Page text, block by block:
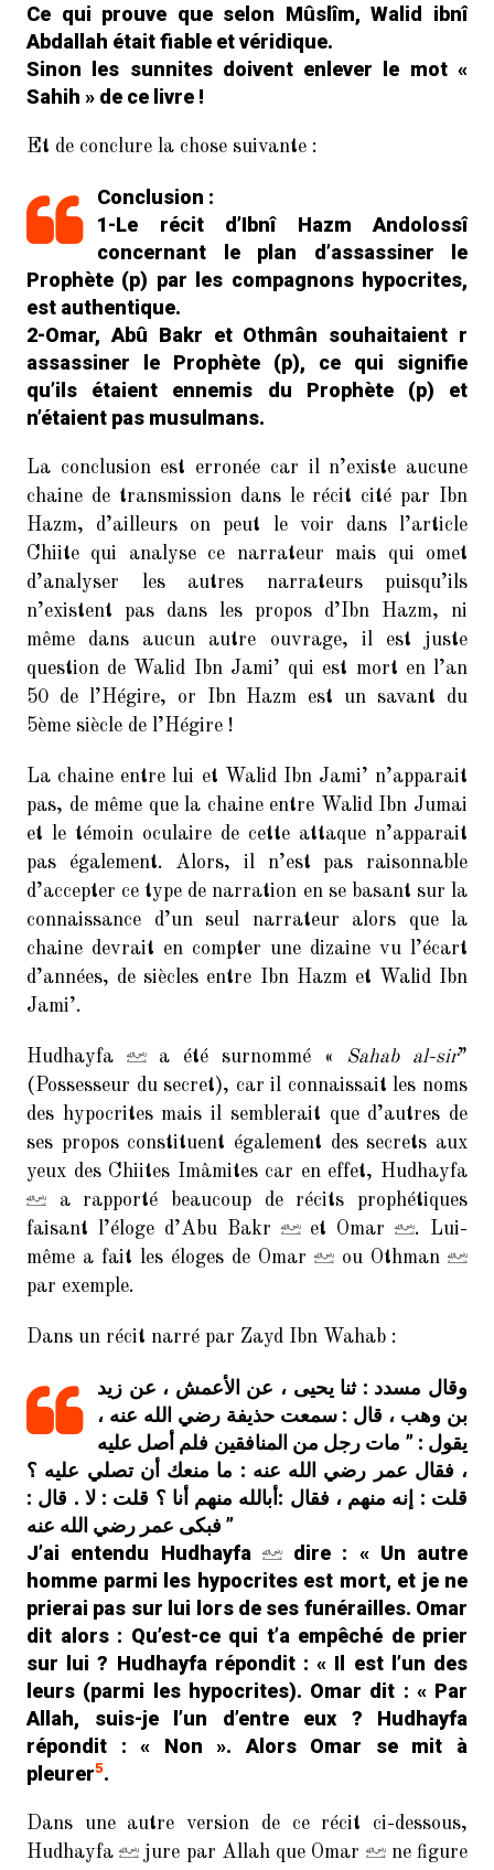
Ce qui prouve que selon Mûslîm, Walid ibnî
Abdallah était fiable et véridique.
Sinon les sunnites doivent enlever le mot «
Sahih » de ce livre !
Et de conclure la chose suivante :
Conclusion :
1-Le récit d’Ibnî Hazm Andolossî
concernant le plan d’assassiner le
Prophète (p) par les compagnons hypocrites,
est authentique.
2-Omar, Abû Bakr et Othmân souhaitaient r
assassiner le Prophète (p), ce qui signifie
qu’ils étaient ennemis du Prophète (p) et
n’étaient pas musulmans.
La conclusion est erronée car il n’existe aucune
chaine de transmission dans le récit cité par Ibn
Hazm, d’ailleurs on peut le voir dans l’article
Chiite qui analyse ce narrateur mais qui omet
d’analyser les autres narrateurs puisqu’ils
n’existent pas dans les propos d’Ibn Hazm, ni
même dans aucun autre ouvrage, il est juste
question de Walid Ibn Jami’ qui est mort en l’an
50 de l’Hégire, or Ibn Hazm est un savant du
5ème siècle de l’Hégire !
La chaine entre lui et Walid Ibn Jami’ n’apparait
pas, de même que la chaine entre Walid Ibn Jumai
et le témoin oculaire de cette attaque n’apparait
pas également. Alors, il n’est pas raisonnable
d’accepter ce type de narration en se basant sur la
connaissance d’un seul narrateur alors que la
chaine devrait en compter une dizaine vu l’écart
d’années, de siècles entre Ibn Hazm et Walid Ibn
Jami’.
Hudhayfa a été surnommé « Sahab al-sir”
(Possesseur du secret), car il connaissait les noms
des hypocrites mais il semblerait que d’autres de
ses propos constituent également des secrets aux
yeux des Chiites Imâmites car en effet, Hudhayfa
a rapporté beaucoup de récits prophétiques
faisant l’éloge d’Abu Bakr
et Omar
. Lui-
même a fait les éloges de Omar
ou Othman
par exemple.
Dans un récit narré par Zayd Ibn Wahab :
وقال مسدد : ثنا يحيى ، عن الأعمش ، عن زيد
بن وهب ، قال : سمعت حذيفة رضي الله عنه ،
يقول : ” مات رجل من المنافقين فلم أصل عليه
، فقال عمر رضي الله عنه : ما منعك أن تصلي عليه ؟
قلت : إنه منهم ، فقال :أبالله منهم أنا ؟ قلت : لا . قال :
فبكى عمر رضي الله عنه ”
J’ai entendu Hudhayfa
dire : « Un autre
homme parmi les hypocrites est mort, et je ne
prierai pas sur lui lors de ses funérailles. Omar
dit alors : Qu’est-ce qui t’a empêché de prier
sur lui ? Hudhayfa répondit : « Il est l’un des
leurs (parmi les hypocrites). Omar dit : « Par
Allah, suis-je l’un d’entre eux ? Hudhayfa
répondit : « Non ». Alors Omar se mit à
pleurer5.
Dans une autre version de ce récit ci-dessous,
Hudhayfa
jure par Allah que Omar
ne figure